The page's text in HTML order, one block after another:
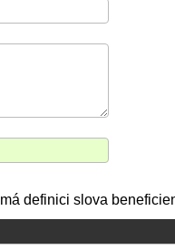
definici slova